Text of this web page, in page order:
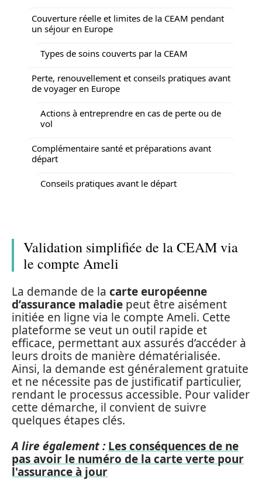
Couverture réelle et limites de la CEAM pendant
un séjour en Europe
Types de soins couverts par la CEAM
Perte, renouvellement et conseils pratiques avant
de voyager en Europe
Actions à entreprendre en cas de perte ou de
vol
Complémentaire santé et préparations avant
départ
Conseils pratiques avant le départ
Validation simplifiée de la CEAM via
le compte Ameli
La demande de la carte européenne
d’assurance maladie peut être aisément
initiée en ligne via le compte Ameli. Cette
plateforme se veut un outil rapide et
efficace, permettant aux assurés d’accéder à
leurs droits de manière dématérialisée.
Ainsi, la demande est généralement gratuite
et ne nécessite pas de justificatif particulier,
rendant le processus accessible. Pour valider
cette démarche, il convient de suivre
quelques étapes clés.
A lire également : Les conséquences de ne
pas avoir le numéro de la carte verte pour
l'assurance à jour